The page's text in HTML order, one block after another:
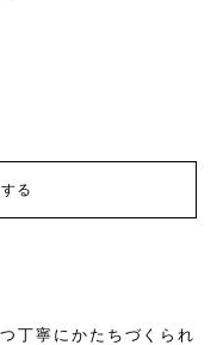
る
丁寧にかたちづくられ